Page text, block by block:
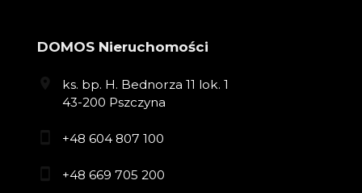
DOMOS Nieruchomości
ks. bp. H. Bednorza 11 lok. 1
43-200 Pszczyna
+48 604 807 100
+48 669 705 200